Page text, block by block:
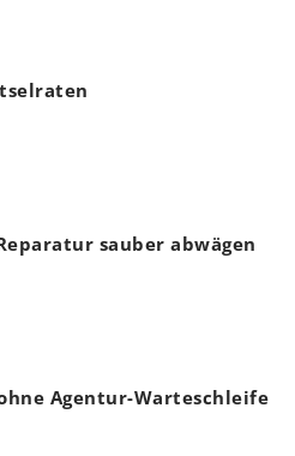
sauber abwägen
Agentur-Warteschleife